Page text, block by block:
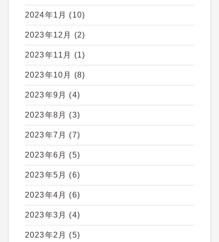
2024年1月 (10)
2023年12月 (2)
2023年11月 (1)
2023年10月 (8)
2023年9月 (4)
2023年8月 (3)
2023年7月 (7)
2023年6月 (5)
2023年5月 (6)
2023年4月 (6)
2023年3月 (4)
2023年2月 (5)